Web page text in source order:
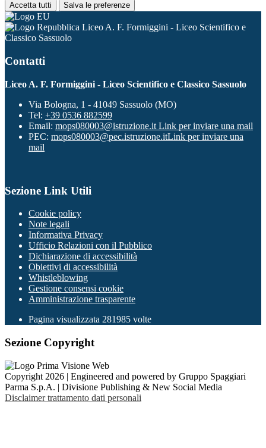
Accetta tutti Salva le preferenze
Liceo A. F. Formiggini - Liceo Scientifico e
Classico Sassuolo
Contatti
Liceo A. F. Formiggini - Liceo Scientifico e Classico Sassuolo
Via Bologna, 1 - 41049 Sassuolo (MO)
Tel: +39 0536 882599
Email: mops080003@istruzione.it Link per inviare una mail
PEC: mops080003@pec.istruzione.itLink per inviare una
mail
Sezione Link Utili
Cookie policy
Note legali
Informativa Privacy
Ufficio Relazioni con il Pubblico
Dichiarazione di accessibilità
Obiettivi di accessibilità
Whistleblowing
Gestione consensi cookie
Amministrazione trasparente
Pagina visualizzata 281985 volte
Sezione Copyright
Copyright 2026 | Engineered and powered by Gruppo Spaggiari
Parma S.p.A. | Divisione Publishing & New Social Media
Disclaimer trattamento dati personali